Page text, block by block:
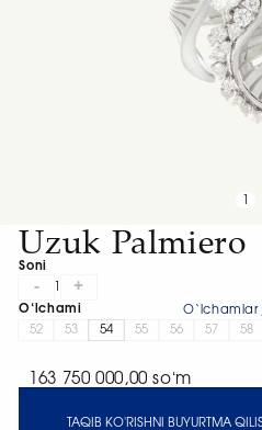
Uzuk Palmiero
Soni
- +
O‘lchami
52
53 54 55 56 57 58
163 750 000,00 soʻm
TAQIB KO'RISHNI BUYURTMA